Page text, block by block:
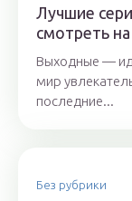
Лучшие
смотреть
Выходные —
мир
последние...
Без рубрики